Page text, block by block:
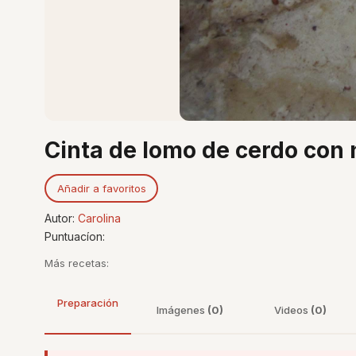
Cinta de lomo de cerdo con
Añadir a favoritos
Autor: Carolina
Puntuacíon:
Más recetas:
Preparación
Imágenes (0) Videos (0)